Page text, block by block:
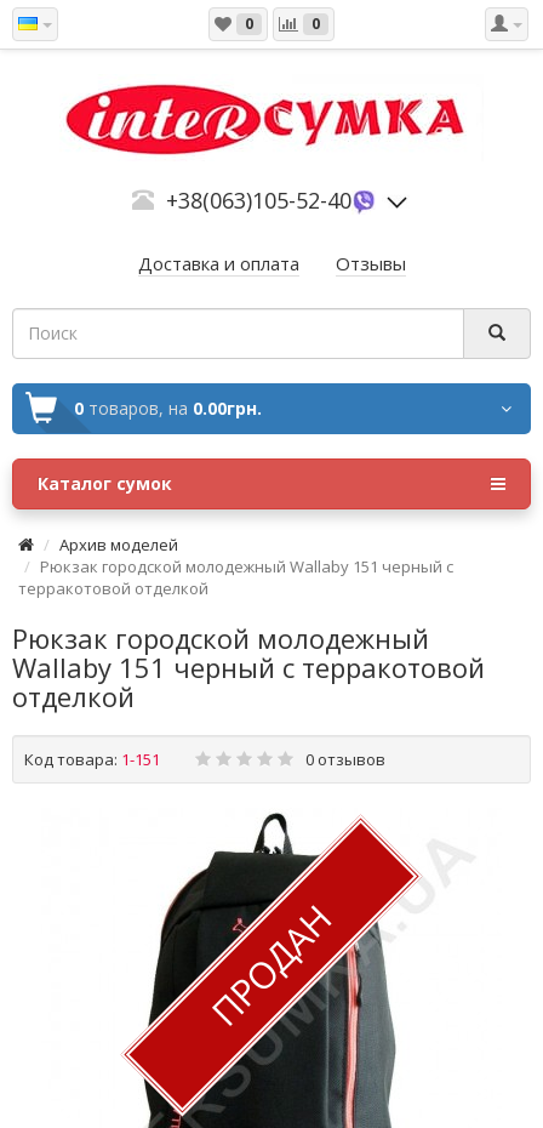
0 0
+38(063)105-52-40
Доставка и оплата Отзывы
0 товаров, на 0.00грн.
Каталог сумок
Архив моделей
Рюкзак городской молодежный Wallaby 151 черный с
терракотовой отделкой
Рюкзак городской молодежный
Wallaby 151 черный с терракотовой
отделкой
Код товара: 1-151 0 отзывов
ПРОДАН